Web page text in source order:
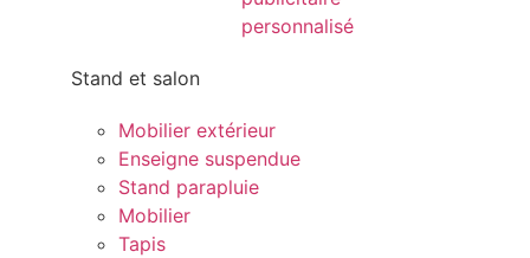
Stand et salon
Mobilier extérieur
Enseigne suspendue
Stand parapluie
Mobilier
Tapis